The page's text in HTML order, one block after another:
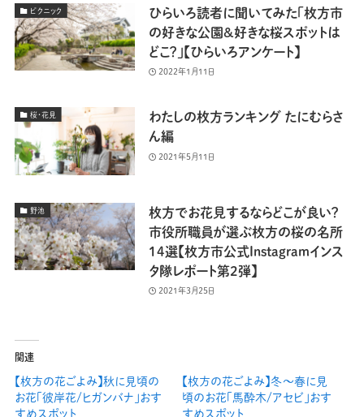
ピクニック
ひらいろ読者に聞いてみた「枚方市
の好きな公園&好きな桜スポットは
どこ？」【ひらいろアンケート】
2022年1月11日
桜・花見
わたしの枚方ランキング たにむらさ
ん編
2021年5月11日
野池
枚方でお花見するならどこが良い？
市役所職員が選ぶ枚方の桜の名所
14選【枚方市公式Instagramインス
タ隊レポート第2弾】
2021年3月25日
関連
【枚方の花ごよみ】秋に見頃の
お花「彼岸花/ヒガンバナ」おす
すめスポット
【枚方の花ごよみ】冬〜春に見
頃のお花「馬酔木/アセビ」おす
すめスポット